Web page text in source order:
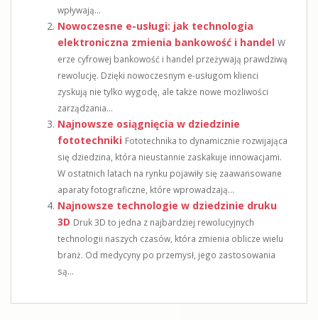
wpływają...
Nowoczesne e-usługi: jak technologia
elektroniczna zmienia bankowość i handel W
erze cyfrowej bankowość i handel przeżywają prawdziwą
rewolucję. Dzięki nowoczesnym e-usługom klienci
zyskują nie tylko wygodę, ale także nowe możliwości
zarządzania...
Najnowsze osiągnięcia w dziedzinie
fototechniki Fototechnika to dynamicznie rozwijająca
się dziedzina, która nieustannie zaskakuje innowacjami.
W ostatnich latach na rynku pojawiły się zaawansowane
aparaty fotograficzne, które wprowadzają...
Najnowsze technologie w dziedzinie druku
3D Druk 3D to jedna z najbardziej rewolucyjnych
technologii naszych czasów, która zmienia oblicze wielu
branż. Od medycyny po przemysł, jego zastosowania
są...